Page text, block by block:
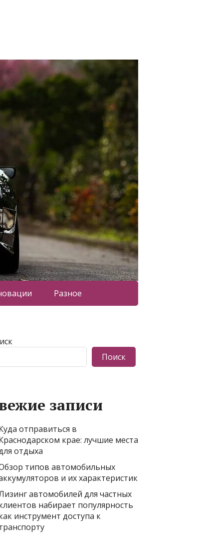
Разное
Поиск
записи
отправиться в
крае: лучшие места
отдыха
типов автомобильных
и их характеристик
автомобилей для частных
набирает популярность
инструмент доступа к